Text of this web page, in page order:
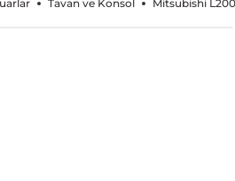
Tavan ve Konsol Mitsubishi